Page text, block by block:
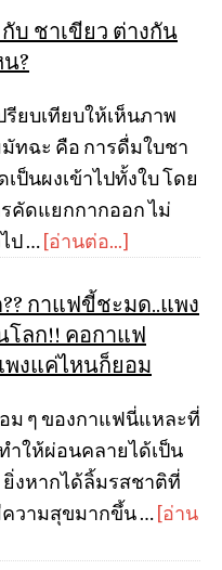
บ ชาเขียว ต่างกัน
?
รียบเทียบให้เห็นภาพ
ทฉะ คือ การดื่มใบชา
เป็นผงเข้าไปทั้งใบ โดย
คัดแยกกากออก ไม่
ป …[อ่านต่อ...]
?? กาแฟขี้ชะมด..แพง
โลก!! คอกาแฟ
พงแค่ไหนก็ยอม
ม ๆ ของกาแฟนี่แหละที่
ำให้ผ่อนคลายได้เป็น
ยิ่งหากได้ลิ้มรสชาติที่
วามสุขมากขึ้น …[อ่าน